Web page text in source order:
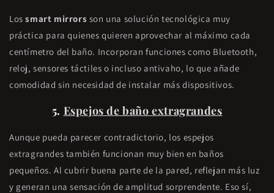
Lossmart mirrors son una solución tecnológica muy
práctica para quienes quieren aprovechar al máximo cada
centímetro del baño. Incorporan funciones como Bluetooth,
reloj, sensores táctiles o incluso antivaho, lo que añade
comodidad sin necesidad de instalar más dispositivos.
5. Espejos de baño extragrandes
Aunque pueda parecer contradictorio, los espejos
extragrandes también funcionan muy bien en baños
pequeños. Al cubrir buena parte de la pared, reflejan más luz
y generan una sensación de amplitud sorprendente. Eso sí,